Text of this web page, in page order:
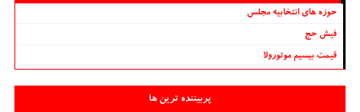
حوزه های انتخابیه مجلس
فیش حج
قیمت بیسیم موتورولا
پربیننده ترین ها